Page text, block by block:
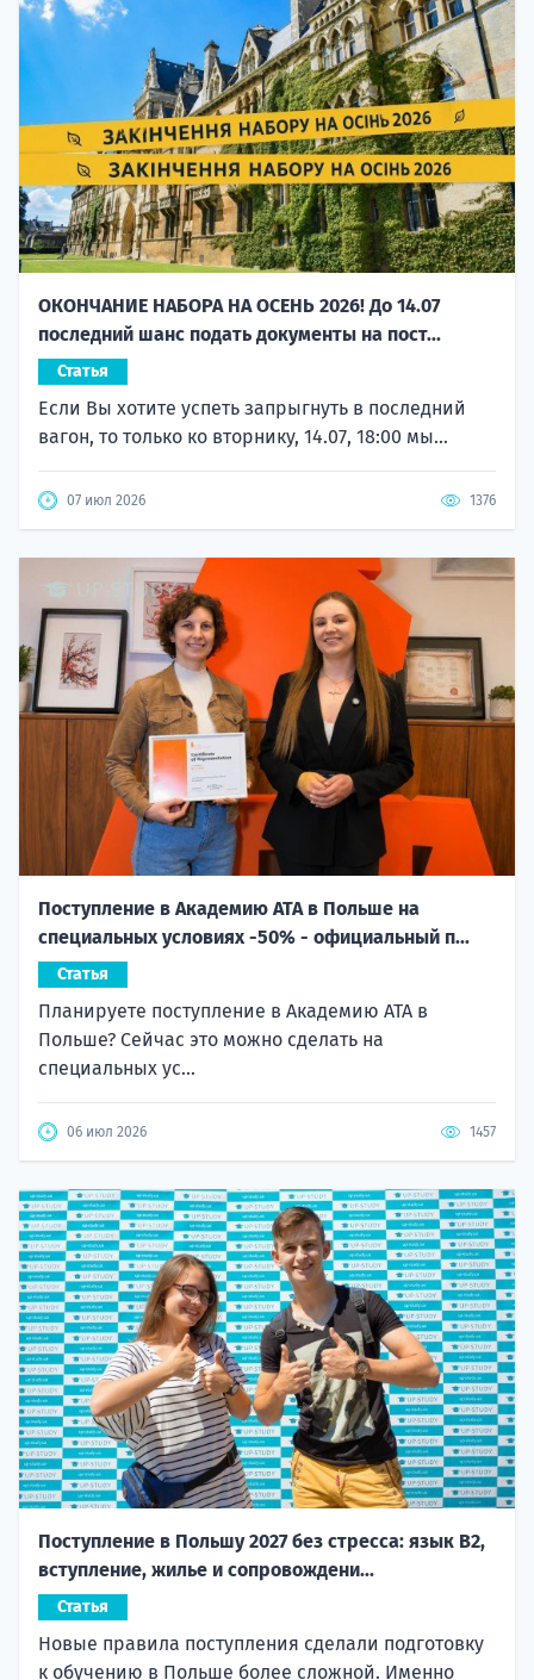
ОКОНЧАНИЕ НАБОРА НА ОСЕНЬ 2026! До 14.07
последний шанс подать документы на пост...
Статья
Если Вы хотите успеть запрыгнуть в последний
вагон, то только ко вторнику, 14.07, 18:00 мы...
07 июл 2026 1376
Поступление в Академию ATA в Польше на
специальных условиях -50% - официальный п...
Статья
Планируете поступление в Академию ATA в
Польше? Сейчас это можно сделать на
специальных ус...
06 июл 2026 1457
Поступление в Польшу 2027 без стресса: язык B2,
вступление, жилье и сопровождени...
Статья
Новые правила поступления сделали подготовку
к обучению в Польше более сложной. Именно